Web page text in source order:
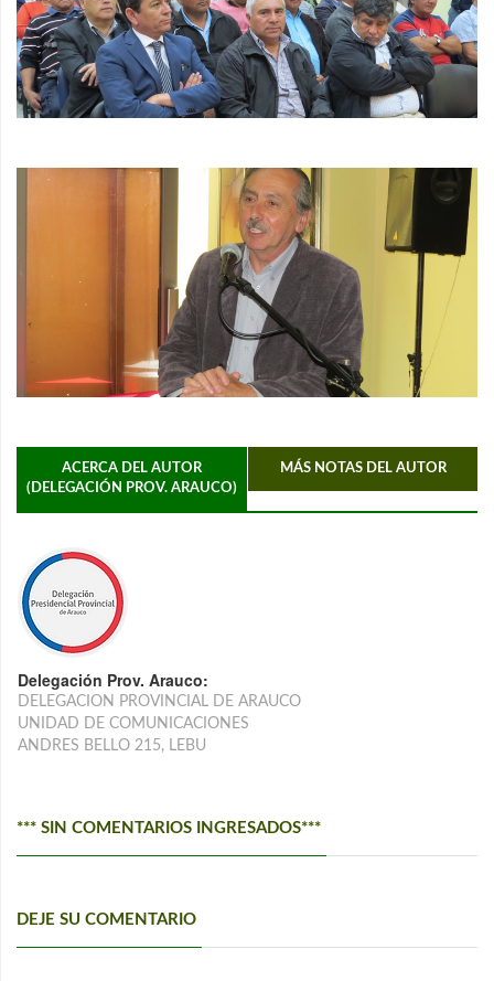
ACERCA DEL AUTOR
(DELEGACIÓN PROV. ARAUCO)
MÁS NOTAS DEL AUTOR
Delegación Prov. Arauco:
DELEGACION PROVINCIAL DE ARAUCO
UNIDAD DE COMUNICACIONES
ANDRES BELLO 215, LEBU
*** SIN COMENTARIOS INGRESADOS***
DEJE SU COMENTARIO